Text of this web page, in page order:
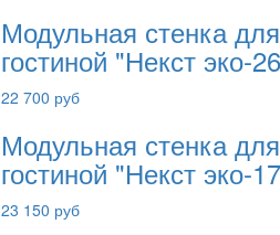
Модульная стенка для
гостиной "Некст эко-
22 700 руб
Модульная стенка для
гостиной "Некст эко-
23 150 руб